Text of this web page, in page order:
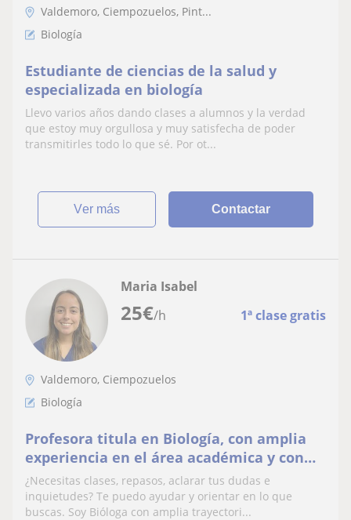
Valdemoro, Ciempozuelos, Pint...
Biología
Estudiante de ciencias de la salud y
especializada en biología
Llevo varios años dando clases a alumnos y la verdad
que estoy muy orgullosa y muy satisfecha de poder
transmitirles todo lo que sé. Por ot...
ver más Contactar
25€/h 1ª clase gratis
Maria Isabel
Valdemoro, Ciempozuelos
Biología
Profesora titula en Biología, con amplia
experiencia en el área académica y con
más de 4 años formando estudiantes.
¿Necesitas clases, repasos, aclarar tus dudas e
inquietudes? Te puedo ayudar y orientar en lo que
buscas. Soy Bióloga con amplia trayectori...